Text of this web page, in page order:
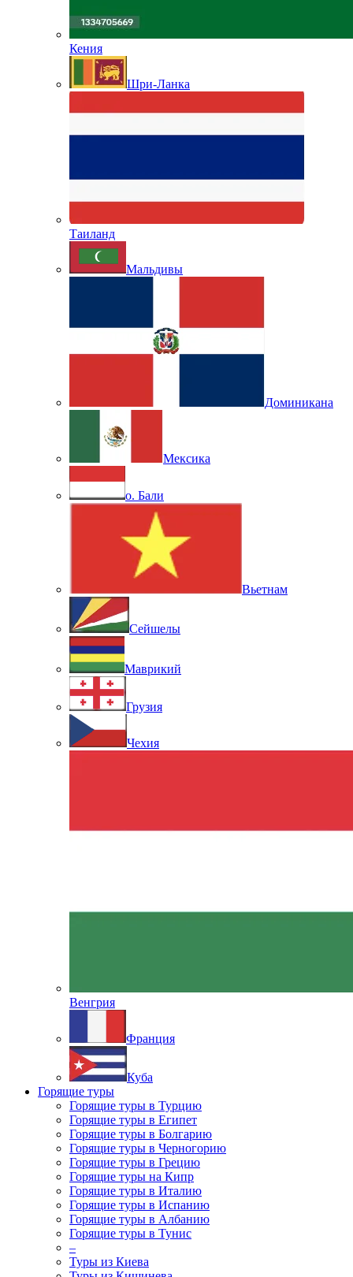
Кения
Шри-Ланка
Таиланд
Мальдивы
Доминикана
Мексика
о. Бали
Вьетнам
Сейшелы
Маврикий
Грузия
Чехия
Венгрия
Франция
Куба
Горящие туры
Горящие туры в Турцию
Горящие туры в Египет
Горящие туры в Болгарию
Горящие туры в Черногорию
Горящие туры в Грецию
Горящие туры на Кипр
Горящие туры в Италию
Горящие туры в Испанию
Горящие туры в Албанию
Горящие туры в Тунис
–
Туры из Киева